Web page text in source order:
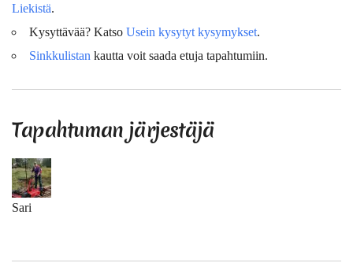
Liekistä.
Kysyttävää? Katso Usein kysytyt kysymykset.
Sinkkulistan kautta voit saada etuja tapahtumiin.
Tapahtuman järjestäjä
Sari